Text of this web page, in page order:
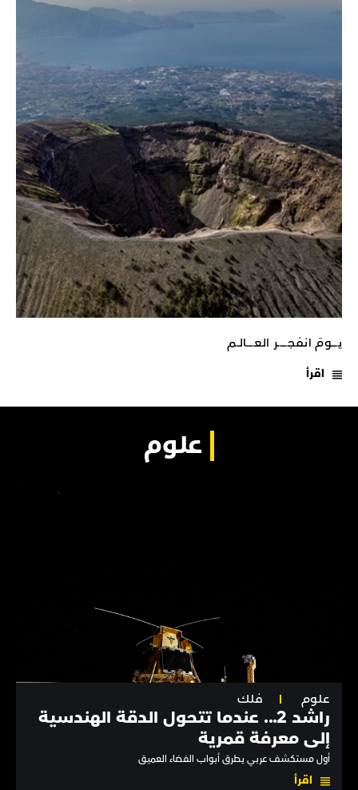
يـــومَ انفجـــــر العــــالـم
اقرأ
علوم
علوم فلك
راشد 2... عندما تتحول الدقة الهندسية
إلى معرفة قمرية
أول مستكشف عربي يطرق أبواب الفضاء العميق
اقرأ